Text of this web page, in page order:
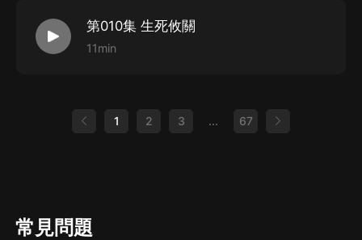
第010集 生死攸關
11min
1 2 3 ... 67
常見問題